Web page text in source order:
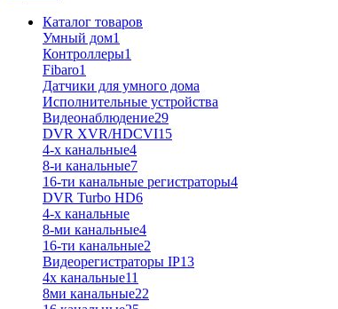
Каталог товаров
Умный дом1
Контроллеры1
Fibaro1
Датчики для умного дома
Исполнительные устройства
Видеонаблюдение29
DVR XVR/HDCVI15
4-x канальные4
8-и канальные7
16-ти канальные регистраторы4
DVR Turbo HD6
4-х канальные
8-ми канальные4
16-ти канальные2
Видеорегистраторы IP13
4х канальные11
8ми канальные22